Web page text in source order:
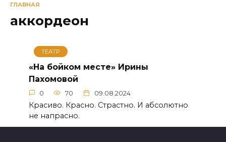
ГЛАВНАЯ
аккордеон
ТЕАТР
«На бойком месте» Ирины
Пахомовой
0 70 09.08.2024
Красиво. Красно. Страстно. И абсолютно
не напрасно.